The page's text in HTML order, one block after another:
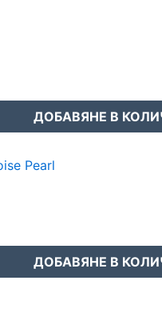
ДОБАВЯНЕ В
ДОБАВЯНЕ В